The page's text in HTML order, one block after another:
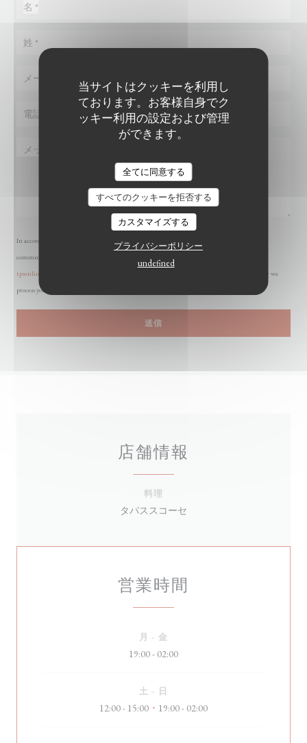
当サイトはクッキーを利用し
ております。お客様自身でク
ッキー利用の設定および管理
ができます。
全てに同意する
すべてのクッキーを拒否する
カスタマイズする
プライバシーポリシー
undefined
In accordance with data protection regulations, you have the right to opt out of marketing
communications. UK residents can register with the Telephone Preference Service at
tpsonline.org.uk
. For more information about how we
process your data, please see our
店舗情報
料理
タパススコーセ
営業時間
月 - 金
19:00 - 02:00
土 - 日
12:00 - 15:00 • 19:00 - 02:00
RESTAURANT ALMA